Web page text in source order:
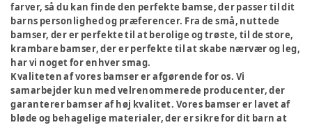
farver, så du kan finde den perfekte bamse, der passer til dit
barns personlighed og præferencer. Fra de små, nuttede
bamser, der er perfekte til at berolige og trøste, til de store,
krambare bamser, der er perfekte til at skabe nærvær og leg,
har vi noget for enhver smag.
Kvaliteten af vores bamser er afgørende for os. Vi
samarbejder kun med velrenommerede producenter, der
garanterer bamser af høj kvalitet. Vores bamser er lavet af
bløde og behagelige materialer, der er sikre for dit barn at